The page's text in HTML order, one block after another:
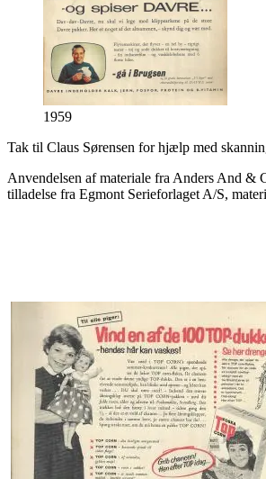
1959
Tak til Claus Sørensen for hjælp med
Anvendelsen af materiale fra Anders And &
tilladelse fra Egmont Serieforlaget A/S,